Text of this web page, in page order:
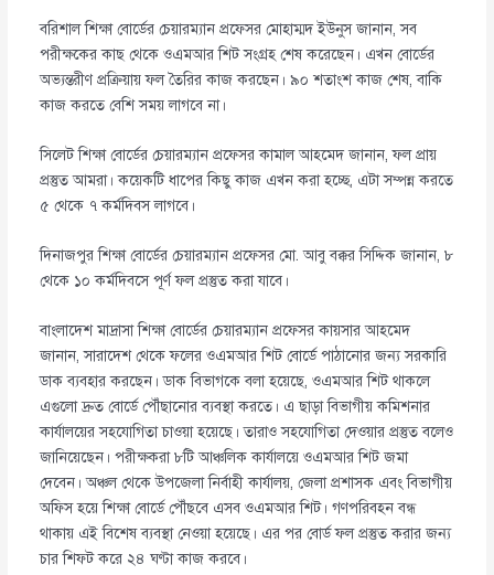
বরিশাল শিক্ষা বোর্ডের চেয়ারম্যান প্রফেসর মোহাম্মদ ইউনুস জানান, সব
পরীক্ষকের কাছ থেকে ওএমআর শিট সংগ্রহ শেষ করেছেন। এখন বোর্ডের
অভ্যন্তরীণ প্রক্রিয়ায় ফল তৈরির কাজ করছেন। ৯০ শতাংশ কাজ শেষ, বাকি
কাজ করতে বেশি সময় লাগবে না।
সিলেট শিক্ষা বোর্ডের চেয়ারম্যান প্রফেসর কামাল আহমেদ জানান, ফল প্রায়
প্রস্তুত আমরা। কয়েকটি ধাপের কিছু কাজ এখন করা হচ্ছে, এটা সম্পন্ন করতে
৫ থেকে ৭ কর্মদিবস লাগবে।
দিনাজপুর শিক্ষা বোর্ডের চেয়ারম্যান প্রফেসর মো. আবু বক্কর সিদ্দিক জানান, ৮
থেকে ১০ কর্মদিবসে পূর্ণ ফল প্রস্তুত করা যাবে।
বাংলাদেশ মাদ্রাসা শিক্ষা বোর্ডের চেয়ারম্যান প্রফেসর কায়সার আহমেদ
জানান, সারাদেশ থেকে ফলের ওএমআর শিট বোর্ডে পাঠানোর জন্য সরকারি
ডাক ব্যবহার করছেন। ডাক বিভাগকে বলা হয়েছে, ওএমআর শিট থাকলে
এগুলো দ্রুত বোর্ডে পৌঁছানোর ব্যবস্থা করতে। এ ছাড়া বিভাগীয় কমিশনার
কার্যালয়ের সহযোগিতা চাওয়া হয়েছে। তারাও সহযোগিতা দেওয়ার প্রস্তুত বলেও
জানিয়েছেন। পরীক্ষকরা ৮টি আঞ্চলিক কার্যালয়ে ওএমআর শিট জমা
দেবেন। অঞ্চল থেকে উপজেলা নির্বাহী কার্যালয়, জেলা প্রশাসক এবং বিভাগীয়
অফিস হয়ে শিক্ষা বোর্ডে পৌঁছবে এসব ওএমআর শিট। গণপরিবহন বন্ধ
থাকায় এই বিশেষ ব্যবস্থা নেওয়া হয়েছে। এর পর বোর্ড ফল প্রস্তুত করার জন্য
চার শিফট করে ২৪ ঘণ্টা কাজ করবে।